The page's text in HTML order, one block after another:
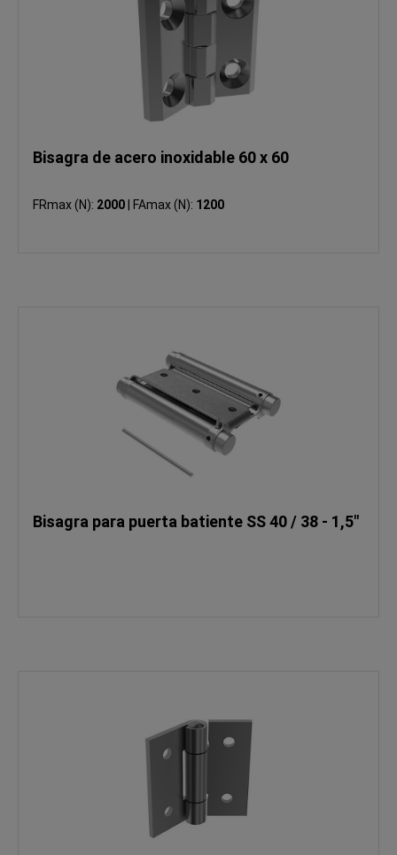
Bisagra de acero inoxidable 60 x 60
FRmax (N): 2000 FAmax (N): 1200
Bisagra para puerta batiente SS 40 / 38 - 1,5"